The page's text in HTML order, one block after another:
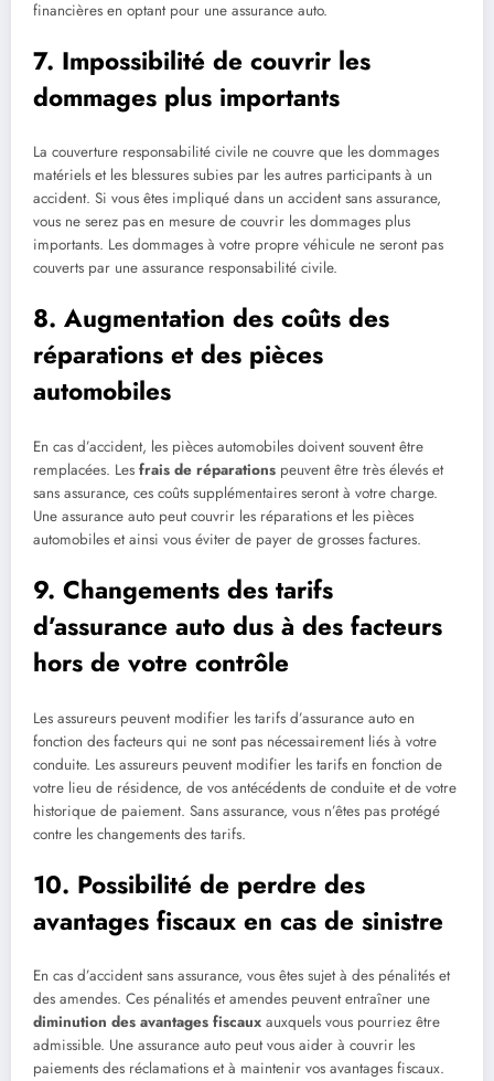
financières en optant pour une assurance auto.
7. Impossibilité de couvrir les
dommages plus importants
La couverture responsabilité civile ne couvre que les dommages
matériels et les blessures subies par les autres participants à un
accident. Si vous êtes impliqué dans un accident sans assurance,
vous ne serez pas en mesure de couvrir les dommages plus
importants. Les dommages à votre propre véhicule ne seront pas
couverts par une assurance responsabilité civile.
8. Augmentation des coûts des
réparations et des pièces
automobiles
En cas d’accident, les pièces automobiles doivent souvent être
remplacées. Les frais de réparations peuvent être très élevés et
sans assurance, ces coûts supplémentaires seront à votre charge.
Une assurance auto peut couvrir les réparations et les pièces
automobiles et ainsi vous éviter de payer de grosses factures.
9. Changements des tarifs
d’assurance auto dus à des facteurs
hors de votre contrôle
Les assureurs peuvent modifier les tarifs d’assurance auto en
fonction des facteurs qui ne sont pas nécessairement liés à votre
conduite. Les assureurs peuvent modifier les tarifs en fonction de
votre lieu de résidence, de vos antécédents de conduite et de votre
historique de paiement. Sans assurance, vous n’êtes pas protégé
contre les changements des tarifs.
10. Possibilité de perdre des
avantages fiscaux en cas de sinistre
En cas d’accident sans assurance, vous êtes sujet à des pénalités et
des amendes. Ces pénalités et amendes peuvent entraîner une
diminution des avantages fiscaux auxquels vous pourriez être
admissible. Une assurance auto peut vous aider à couvrir les
paiements des réclamations et à maintenir vos avantages fiscaux.